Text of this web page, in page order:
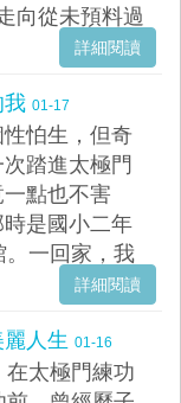
向從未預料過
詳細閱讀
我 01-17
怕生，但奇
踏進太極門
點也不害
是國小二年
。一回家，我
詳細閱讀
人生 01-16
太極門練功